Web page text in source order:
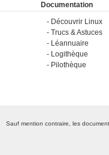
Documentation
Découvrir Linux
Trucs & Astuces
Léannuaire
Logithèque
Pilothèque
Sauf mention contraire, les